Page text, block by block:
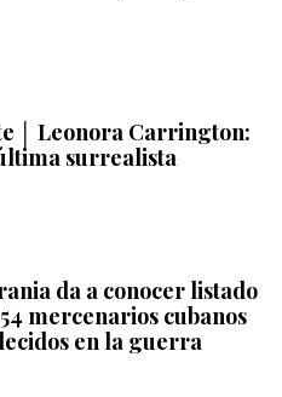
│ Leonora Carrington:
surrealista
da a conocer listado
mercenarios cubanos
en la guerra